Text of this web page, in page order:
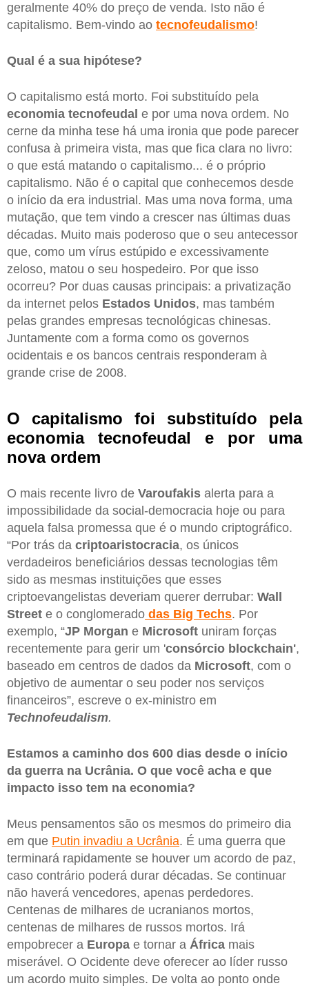
geralmente 40% do preço de venda. Isto não é
capitalismo. Bem-vindo ao tecnofeudalismo!
Qual é a sua hipótese?
O capitalismo está morto. Foi substituído pela
economia tecnofeudal e por uma nova ordem. No
cerne da minha tese há uma ironia que pode parecer
confusa à primeira vista, mas que fica clara no livro:
o que está matando o capitalismo... é o próprio
capitalismo. Não é o capital que conhecemos desde
o início da era industrial. Mas uma nova forma, uma
mutação, que tem vindo a crescer nas últimas duas
décadas. Muito mais poderoso que o seu antecessor
que, como um vírus estúpido e excessivamente
zeloso, matou o seu hospedeiro. Por que isso
ocorreu? Por duas causas principais: a privatização
da internet pelos Estados Unidos, mas também
pelas grandes empresas tecnológicas chinesas.
Juntamente com a forma como os governos
ocidentais e os bancos centrais responderam à
grande crise de 2008.
O capitalismo foi substituído pela
economia tecnofeudal e por uma
nova ordem
O mais recente livro de Varoufakis alerta para a
impossibilidade da social-democracia hoje ou para
aquela falsa promessa que é o mundo criptográfico.
“Por trás da criptoaristocracia, os únicos
verdadeiros beneficiários dessas tecnologias têm
sido as mesmas instituições que esses
criptoevangelistas deveriam querer derrubar: Wall
Street e o conglomerado das Big Techs. Por
exemplo, “JP Morgan e Microsoft uniram forças
recentemente para gerir um 'consórcio blockchain',
baseado em centros de dados da Microsoft, com o
objetivo de aumentar o seu poder nos serviços
financeiros”, escreve o ex-ministro em
Technofeudalism.
Estamos a caminho dos 600 dias desde o início
da guerra na Ucrânia. O que você acha e que
impacto isso tem na economia?
Meus pensamentos são os mesmos do primeiro dia
em que Putin invadiu a Ucrânia. É uma guerra que
terminará rapidamente se houver um acordo de paz,
caso contrário poderá durar décadas. Se continuar
não haverá vencedores, apenas perdedores.
Centenas de milhares de ucranianos mortos,
centenas de milhares de russos mortos. Irá
empobrecer a Europa e tornar a África mais
miserável. O Ocidente deve oferecer ao líder russo
um acordo muito simples. De volta ao ponto onde